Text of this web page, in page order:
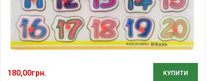
180,00грн. КУПИТИ